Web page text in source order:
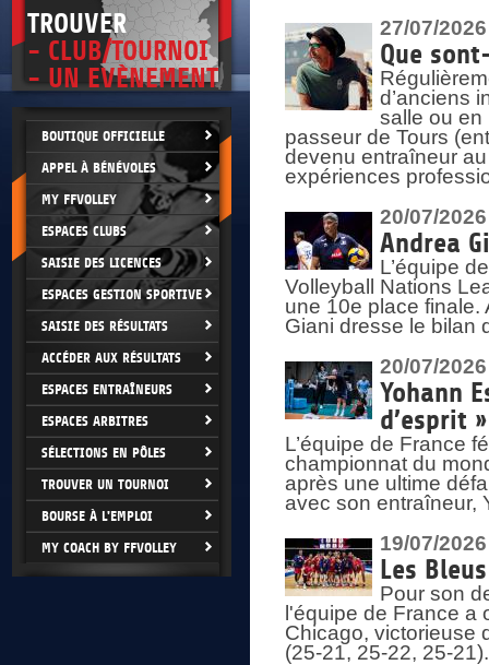
TROUVER
- CLUB/TOURNOI
- UN EVÈNEMENT
BOUTIQUE OFFICIELLE
APPEL À BÉNÉVOLES
MY FFVOLLEY
ESPACES CLUBS
SAISIE DES LICENCES
ESPACES GESTION SPORTIVE
SAISIE DES RÉSULTATS
ACCÉDER AUX RÉSULTATS
ESPACES ENTRAÎNEURS
ESPACES ARBITRES
SÉLECTIONS EN PÔLES
TROUVER UN TOURNOI
BOURSE À L'EMPLOI
MY COACH BY FFVOLLEY
27/07/2026
Que
d’anciens
salle ou en
passeur de Tours
devenu entraîneur
expériences
20/07/2026
Andrea
L’équipe
Volleyball Nations
une 10e place finale.
Giani dresse le bilan
20/07/2026
Yohann
d’esprit »
L’équipe de France
championnat du
après une ultime
avec son entraîneur,
19/07/2026
Les
Pour son
l'équipe de France a
Chicago, victorieuse
(25-21, 25-22, 25-